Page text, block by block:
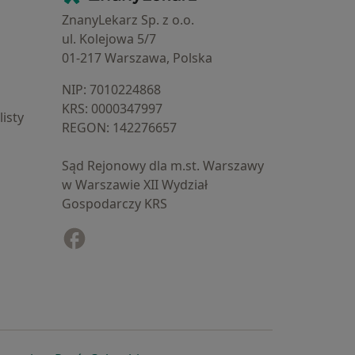
ZnanyLekarz Sp. z o.o.
ul. Kolejowa 5/7
01-217 Warszawa, Polska
NIP: ⁠7010224868
KRS: ⁠0000347997
REGON: ⁠142276657
Sąd Rejonowy dla m.st. Warszawy
w Warszawie XII Wydział
Gospodarczy KRS